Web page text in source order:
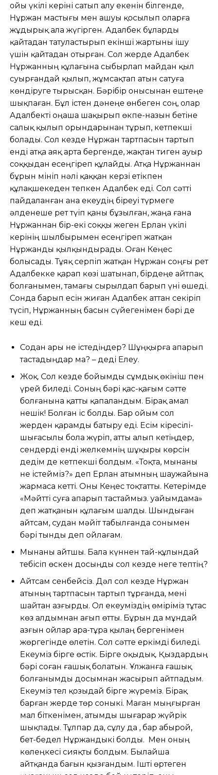
ойы үкілі керіні сатып алу екенін білгенде,
Нұржан мастығы мен ашуы қосылып оларға
жұдырық ала жүгірген. Адалбек бұларды
қайтадан татуластырып екінші жартыны ішу
үшін қайтадан отырған. Сол жерде Адалбек
Нұржанның құлағына сыбырлап майдан қыл
суырғандай қылып, жұмсақтап атын сатуға
көндіруге тырысқан. Бәрібір онысынан ештеңе
шықпаған. Бұл істен дәнеңе өнбеген соң, олар
Адалбекті оңаша шақырып өкпе-назын бетіне
салық қылып орындарынан тұрып, кетпекші
болады. Сол кезде Нұржан тартпасын тартып
енді атқа аяқ арта бергенде, жақтан тиген ауыр
соққыдан есеңгіреп құлайды. Атқа Нұржаннан
бұрын мініп нәлі қаққан керзі етікпен
құлақшекеден тепкен Адалбек еді. Сол сәтті
пайдаланған ана екеудің біреуі түрмеге
әлденеше рет түіп қаны бұзылған, жаңа ғана
Нұржаннан бір-екі соққы жеген Ерлан үкілі
керінің шылбырымен есеңгіреп жатқан
Нұржанды қылқындырады. Оған Кеңес
болысады. Тұяқ серпіп жатқан Нұржан соңғы рет
Адалбекке қарап көзі шатынап, бірдеңе айтпақ
болғанымен, тамағы сырылдап барып үні өшеді.
Сонда барып есін жиған Адалбек аттан секіріп
түсіп, Нұржанның басын сүйегенімен бәрі де
кеш еді.
Содан ары не істедіңдер? Шұңқырға апарып
тастадыңдар ма? – деді Елеу.
Жоқ. Сол кезде бойымды сұмдық өкініш пен
үрей биледі. Соның бәрі қас-қағым сәтте
болғанына қатты қапаландым. Бірақ амал
нешік! Болған іс болды. Бар ойым сол
жерден қарамды батыру еді. Есім кіресілі-
шығасылы бола жүріп, атты алып кетіңдер,
сендерді енді желкемнің шұқыры көрсін
дедім де кетпекші болдым. «Тоқта, мынаны
не істейміз?» деп Ерлан атымның шаужайына
жармаса кетті. Оны Кеңес тоқтатты. Кетерімде
«Мәйтті суға апарып тастаймыз. уайымдама»
деп жатқанын құлағым шалды. Шындыған
айтсам, судан мәйіт табылғанда сонымен
бәрі тынды деп ойлағам.
Мынаны айтшы. Бала күннен тай-құлындай
тебісіп өскен досыңды сол кезде неге тептің?
Айтсам сенбейсіз. Дәл сол кезде Нұржан
атының тартпасын тартып тұрғанда, мені
шайтан азғырды. Ол екеуміздің өміріміз тұтас
көз алдымнан ағып өтты. Бұрын да мұндай
азғын ойлар ара-тұра қылаң бергенімен
жөргегінде өлетін. Сол сәтте еркімді биледі.
Екеуміз бірге өстік. Бірге оқыдық. Қыздардың
бәрі соған ғашық болатын. Ұлжанға ғашық
болғанымды досымнан жасырып айтпадым.
Екеуміз тел қозыдай бірге жүреміз. Бірақ
барған жерде төр соныкі. Маған мыңғырған
мал біткенімен, атымды шығарар жүйрік
шықпады. Тұлпар да, сұлу да , бар абырой,
бет-бедел Нұржандыкі болды. Мен оның
көлеңкесі сияқты болдым. Былайша
айтқанда бағын қызғандым. Ішті өртеген